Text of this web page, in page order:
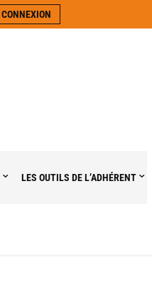
CONNEXION
LES OUTILS DE L’ADHÉRENT